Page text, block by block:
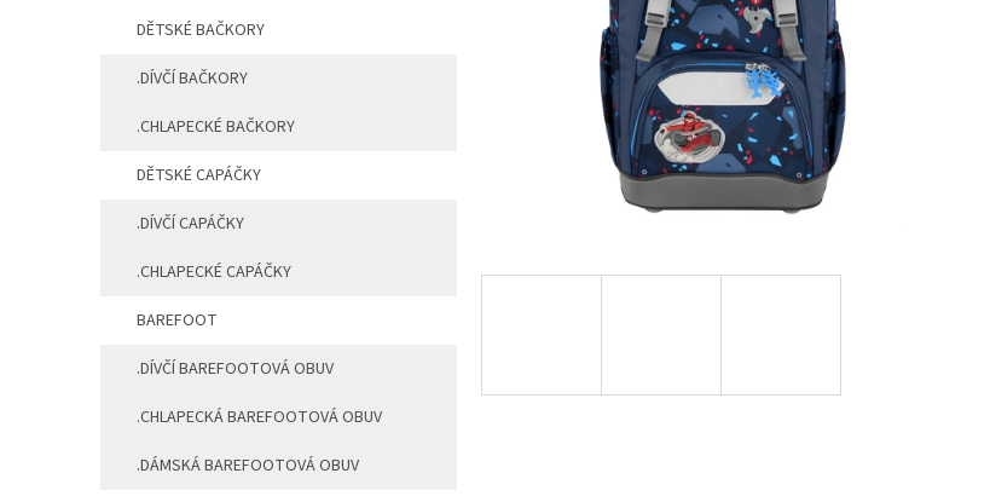
DĚTSKÉ BAČKORY
.DÍVČÍ BAČKORY
.CHLAPECKÉ BAČKORY
DĚTSKÉ CAPÁČKY
.DÍVČÍ CAPÁČKY
.CHLAPECKÉ CAPÁČKY
BAREFOOT
.DÍVČÍ BAREFOOTOVÁ OBUV
.CHLAPECKÁ BAREFOOTOVÁ OBUV
.DÁMSKÁ BAREFOOTOVÁ OBUV